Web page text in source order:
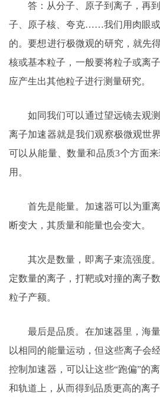
答：从分子、原子到离子，再
子、原子核、夸克……我们用肉眼或
的。要想进行极微观的研究，就先
核或基本粒子，一般要将粒子或离
应产生出其他粒子进行测量研究。
如同我们可以通过望远镜去观
离子加速器就是我们观察极微观世
可以从能量、数量和品质3个方面
用。
首先是能量。加速器可以为重
断变大，其质量和能量也会变大。
其次是数量，即离子束流强度
定数量的离子，打靶或对撞的离子
粒子产额。
最后是品质。在加速器里，海
以相同的能量运动，但这些离子会
控制加速器，可以让这些“跑偏”的
和轨道上，从而得到品质更高的离子